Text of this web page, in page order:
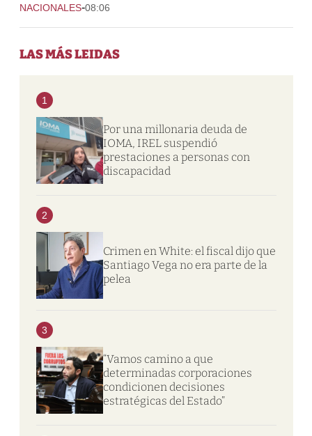
NACIONALES-08:06
LAS MÁS LEIDAS
1
Por una millonaria deuda de
IOMA, IREL suspendió
prestaciones a personas con
discapacidad
2
Crimen en White: el fiscal dijo que
Santiago Vega no era parte de la
pelea
3
“Vamos camino a que
determinadas corporaciones
condicionen decisiones
estratégicas del Estado”